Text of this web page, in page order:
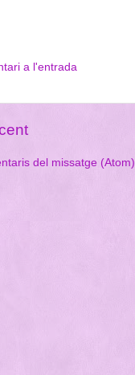
a l'entrada
del missatge (Atom)